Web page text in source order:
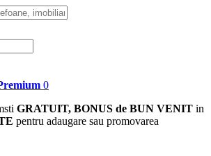
0
GRATUIT, BONUS de BUN VENIT in
pentru adaugare sau promovarea